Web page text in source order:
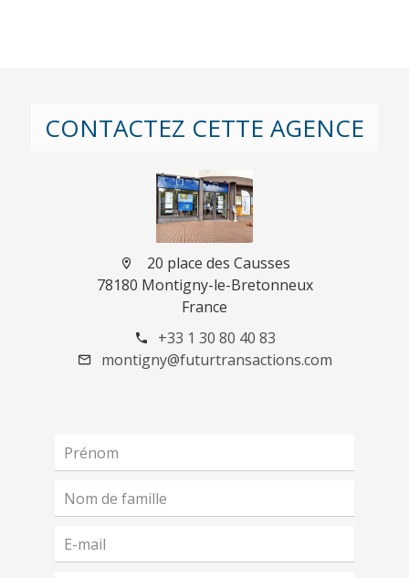
CONTACTEZ CETTE AGENCE
20 place des Causses
78180 Montigny-le-Bretonneux
France
+33 1 30 80 40 83
montigny@futurtransactions.com